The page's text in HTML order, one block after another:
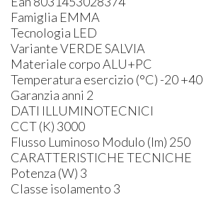
Famiglia EMMA
Tecnologia LED
Variante VERDE SALVIA
Materiale corpo ALU+PC
Temperatura esercizio (°C) -20 +40
Garanzia anni 2
DATI ILLUMINOTECNICI
CCT (K) 3000
Flusso Luminoso Modulo (lm) 250
CARATTERISTICHE TECNICHE
Potenza (W) 3
Classe isolamento 3